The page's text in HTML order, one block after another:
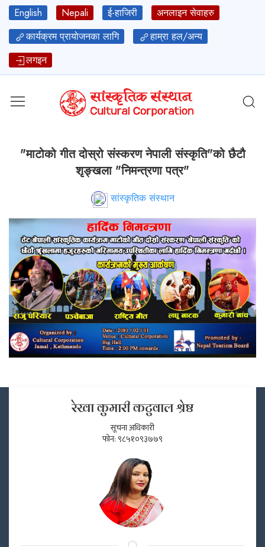
English Nepali ई-हाजिरी
अनलाइन सेवाहरु
कार्यक्रम प्रायोजनका लागि
हाम्रा हल/अन्य
लगइन
"माटोको गीत दोस्रो संस्करण नेपाली संस्कृति"को छैटौ
शृङ्खला "निमन्त्रणा पत्र"
सांस्कृतिक संस्थान
रेखा कुमारी कटुवाल श्रेष्ठ
सूचना अधिकारी
फोन: ९८५१०९३७७९